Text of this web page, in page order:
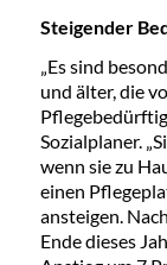
Steigender
„Es sind
und älter, die
Sozialplaner.
wenn sie zu
einen
ansteigen.
Ende dieses